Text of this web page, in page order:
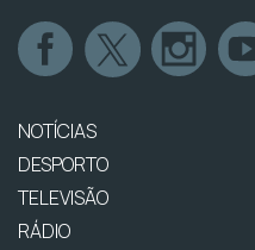
NOTÍCIAS
DESPORTO
TELEVISÃO
RÁDIO